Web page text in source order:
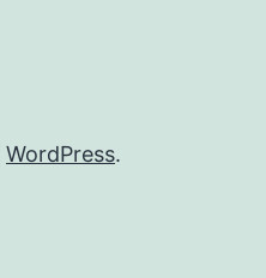
WordPress.